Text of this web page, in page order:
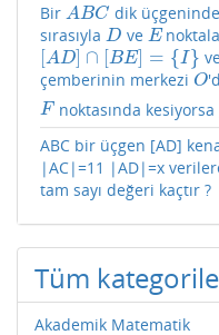
Bir ABC
ABC dik üçgeninde
sırasıyla D
D ve E
E
[AD] ∩ [BE] = {I}
AD]∩ [B ]={I}
çemberinin merkezi O
O
F
F noktasında kesiyorsa ,
ABC bir üçgen [AD]
|AC|=11 |AD|=x
tam sayı değeri kaçtır ?
Tüm
Akademik Matematik